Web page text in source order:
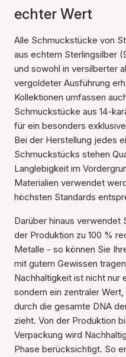
echter Wert
Alle Schmuckstücke von
aus echtem Sterlingsilber
und sowohl in versilberter
vergoldeter Ausführung
Kollektionen umfassen
Schmuckstücke aus 14-
für ein besonders
Bei der Herstellung jedes
Schmuckstücks stehen
Langlebigkeit im
Materialien verwendet
höchsten Standards
Darüber hinaus verwendet
der Produktion zu 100 %
Metalle - so können Sie
mit gutem Gewissen
Nachhaltigkeit ist nicht nur
sondern ein zentraler
durch die gesamte DNA
zieht. Von der Produktion
Verpackung wird
Phase berücksichtigt. So